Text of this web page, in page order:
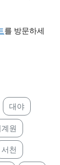
를 방문하세
대야
원
서천